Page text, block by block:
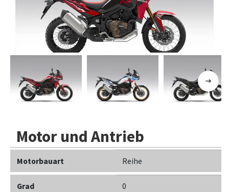
Previous
Motor und Antrieb
Motorbauart Reihe
Grad 0